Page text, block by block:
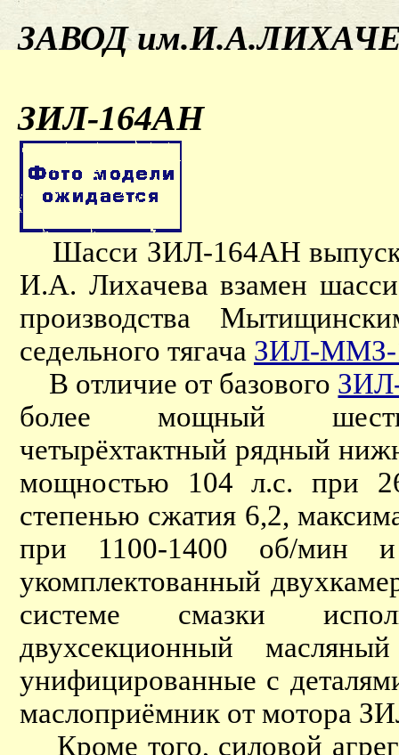
ЗАВОД
ЗИЛ-164АН
Шасси ЗИЛ-164АН
И.А. Лихачева взамен
производства
седельного тягача ЗИЛ-ММЗ-
В отличие от базового
более мощный
четырёхтактный рядный
мощностью 104 л.с. при
степенью сжатия 6,2,
при 1100-1400 об/мин
укомплектованный
системе смазки
двухсекционный
унифицированные с
маслоприёмник от мотора
Кроме того, силовой